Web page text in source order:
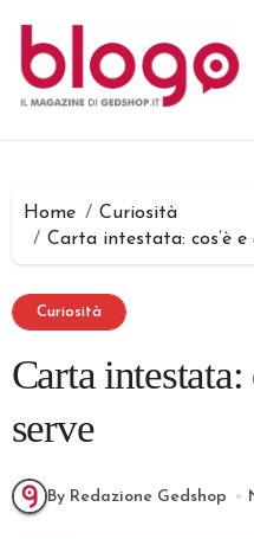
contenuto
Home
Curiosità
Carta intestata: cos’è e
Curiosità
Carta intestata:
serve
By Redazione Gedshop